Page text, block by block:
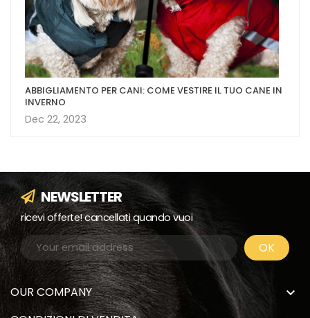
ABBIGLIAMENTO PER CANI: COME VESTIRE IL TUO CANE IN
INVERNO
Dec 22, 2023
NEWSLETTER
ricevi offerte! cancellati quando vuoi
OUR COMPANY 